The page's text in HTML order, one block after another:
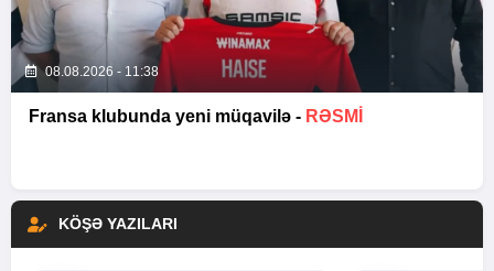
08.08.2026 - 11:38
Fransa klubunda yeni müqavilə - RƏSMİ
KÖŞƏ YAZILARI